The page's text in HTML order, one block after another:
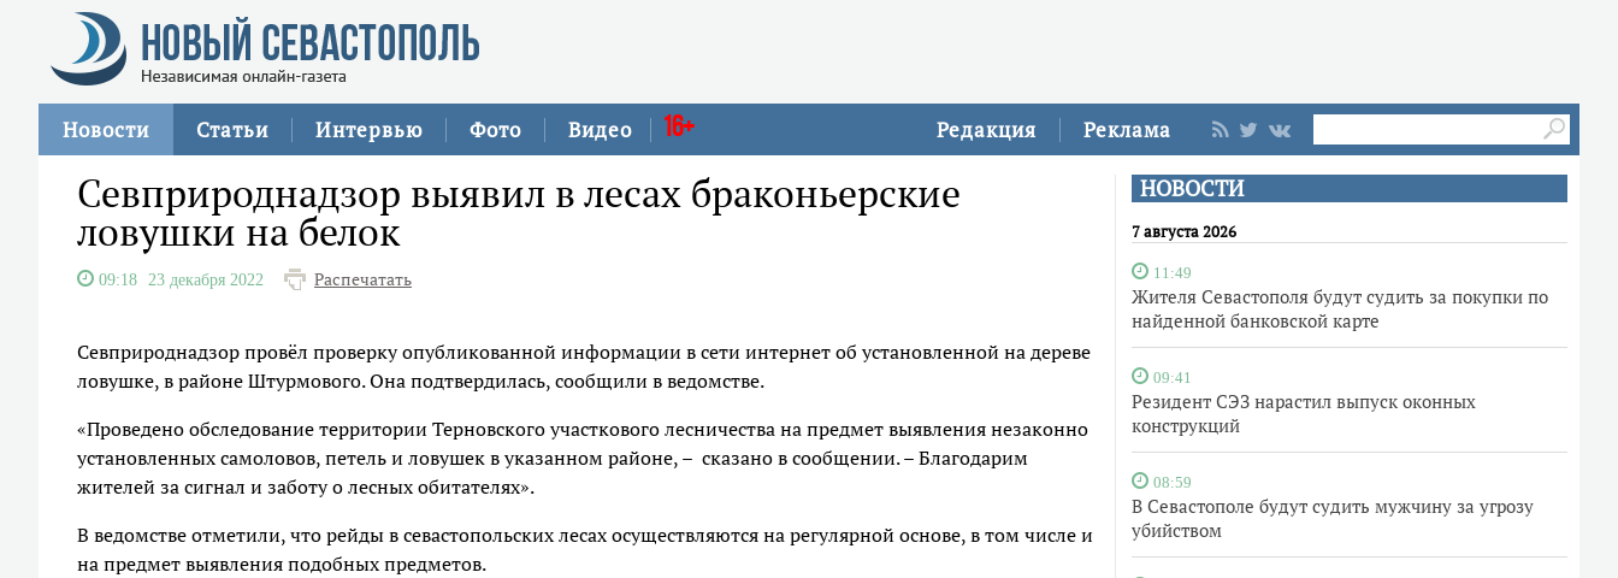
Редакция Реклама
Новости Статьи Интервью Фото Видео 16+
НОВОСТИ
7 августа 2026
11:49
Жителя Севастополя будут судить за покупки по
найденной банковской карте
09:41
Резидент СЭЗ нарастил выпуск оконных
конструкций
08:59
В Севастополе будут судить мужчину за угрозу
убийством
Севприроднадзор выявил в лесах браконьерские
ловушки на белок
09:18 23 декабря 2022 Распечатать
Севприроднадзор провёл проверку опубликованной информации в сети интернет об установленной на дереве
ловушке, в районе Штурмового. Она подтвердилась, сообщили в ведомстве.
«Проведено обследование территории Терновского участкового лесничества на предмет выявления незаконно
установленных самоловов, петель и ловушек в указанном районе, – сказано в сообщении. – Благодарим
жителей за сигнал и заботу о лесных обитателях».
В ведомстве отметили, что рейды в севастопольских лесах осуществляются на регулярной основе, в том числе и
на предмет выявления подобных предметов.